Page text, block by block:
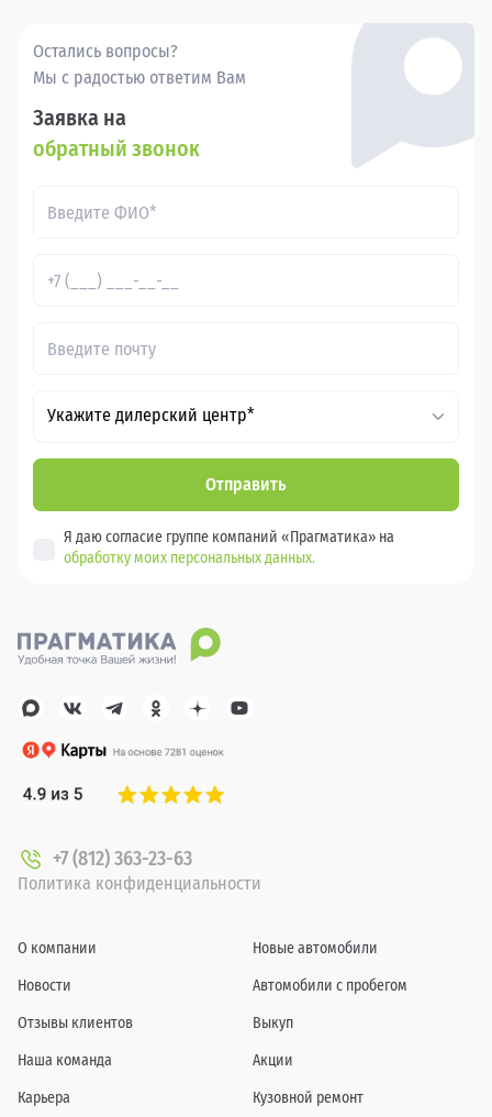
Остались вопросы?
Мы с радостью ответим Вам
Заявка на
обратный звонок
Укажите дилерский центр*
Отправить
Я даю согласие группе компаний «Прагматика» на
обработку моих персональных данных.
+7 (812) 363-23-63
Политика конфиденциальности
О компании
Новости
Отзывы клиентов
Наша команда
Карьера
Новые автомобили
Автомобили с пробегом
Выкуп
Акции
Кузовной ремонт